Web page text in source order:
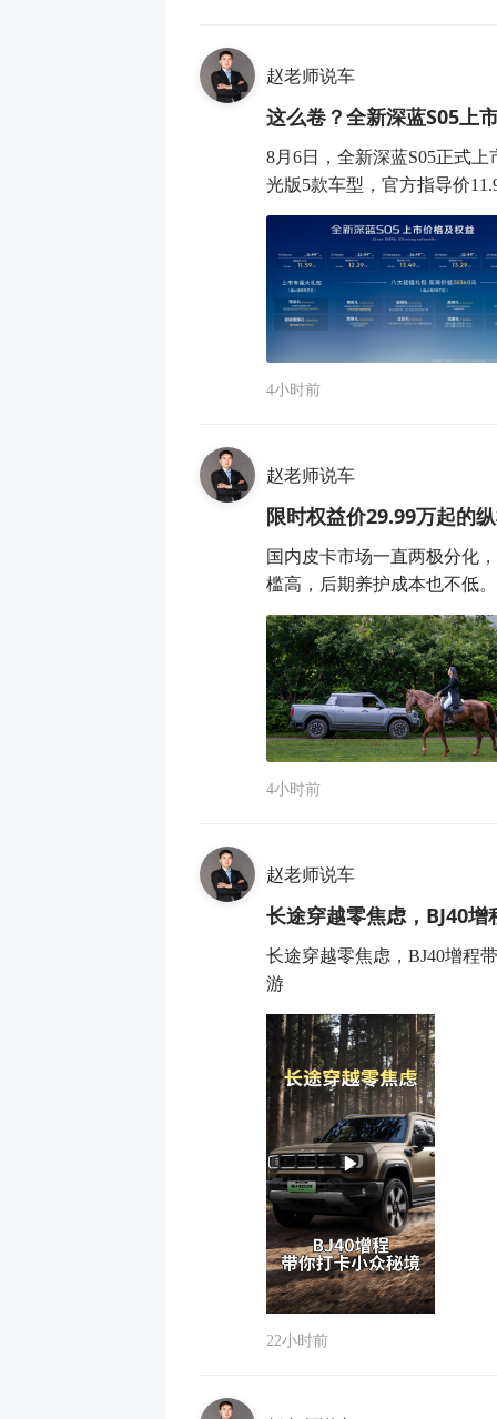
赵老师说车
这么卷？全新深蓝S05上
8月6日，全新深蓝S05正式
光版5款车型，官方指导价
4小时前
赵老师说车
限时权益价29.99万起的
国内皮卡市场一直两极分化
槛高，后期养护成本也不低
4小时前
赵老师说车
长途穿越零焦虑，BJ40
长途穿越零焦虑，BJ40增程
游
22小时前